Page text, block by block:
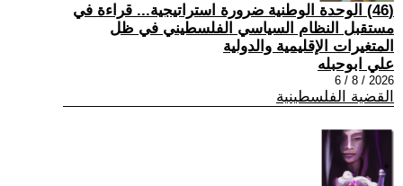
(46) الوحدة الوطنية ضرورة استراتيجية... قراءة في
مستقبل النظام السياسي الفلسطيني في ظل
المتغيرات الإقليمية والدولية
علي ابوحبله
2026 / 8 / 6
القضية الفلسطينية